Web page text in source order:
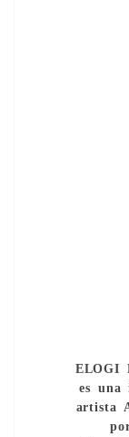
ELOGI
es una
artista